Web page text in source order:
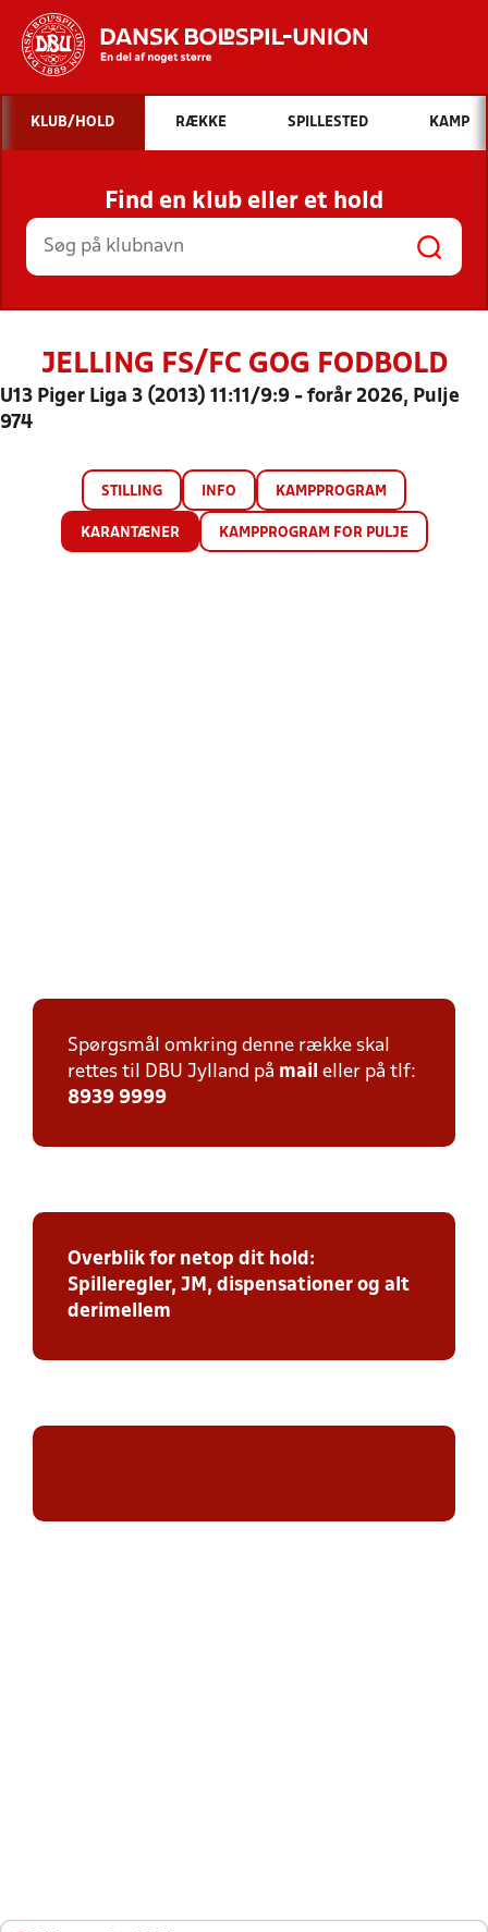
Hvad vil du søge efter?
INDHOLD OG NYHEDER
STILLINGER, RESULTATER, KLUBBER OG
HOLD
KLUB/HOLD RÆKKE SPILLESTED KAMP
Find en klub eller et hold
JELLING FS/FC GOG FODBOLD
U13 Piger Liga 3 (2013) 11:11/9:9 - forår 2026, Pulje
974
STILLING INFO KAMPPROGRAM
KARANTÆNER KAMPPROGRAM FOR PULJE
Spørgsmål omkring denne række skal
rettes til DBU Jylland på mail eller på tlf:
8939 9999
Overblik for netop dit hold:
Spilleregler, JM, dispensationer og alt
derimellem